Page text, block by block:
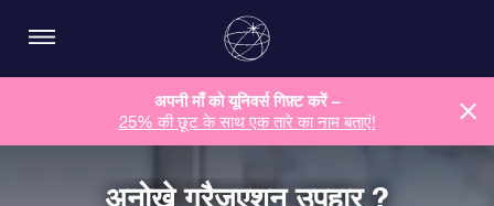
अपनी माँ को यूनिवर्स गिफ़्ट करें –
25% की छूट के साथ एक तारे का नाम बताएं!
अनोखे ग्रैजुएशन उपहार ?